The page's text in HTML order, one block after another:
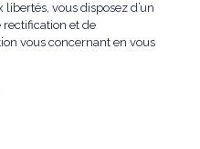
vous disposez d’un
rectification et de
vous concernant en vous